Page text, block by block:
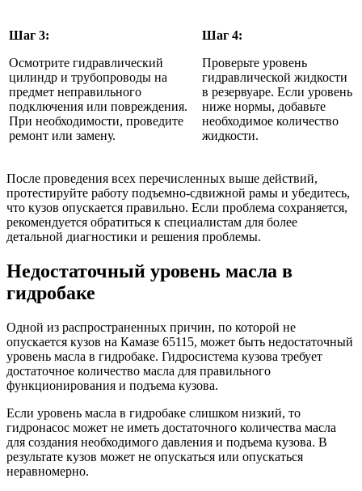
Шаг 3:
Осмотрите гидравлический
цилиндр и трубопроводы на
предмет неправильного
подключения или повреждения.
При необходимости, проведите
ремонт или замену.
Шаг 4:
Проверьте уровень
гидравлической жидкости
в резервуаре. Если уровень
ниже нормы, добавьте
необходимое количество
жидкости.
После проведения всех перечисленных выше действий,
протестируйте работу подъемно-сдвижной рамы и убедитесь,
что кузов опускается правильно. Если проблема сохраняется,
рекомендуется обратиться к специалистам для более
детальной диагностики и решения проблемы.
Недостаточный уровень масла в
гидробаке
Одной из распространенных причин, по которой не
опускается кузов на Камазе 65115, может быть недостаточный
уровень масла в гидробаке. Гидросистема кузова требует
достаточное количество масла для правильного
функционирования и подъема кузова.
Если уровень масла в гидробаке слишком низкий, то
гидронасос может не иметь достаточного количества масла
для создания необходимого давления и подъема кузова. В
результате кузов может не опускаться или опускаться
неравномерно.